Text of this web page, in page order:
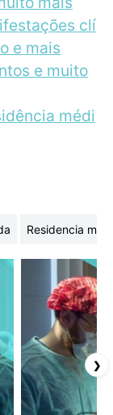
clí
e mais
e muito
médi
Residencia
❯